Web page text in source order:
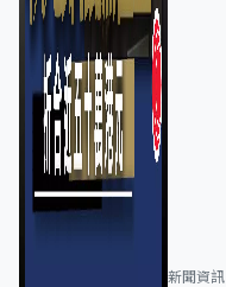
新聞資訊